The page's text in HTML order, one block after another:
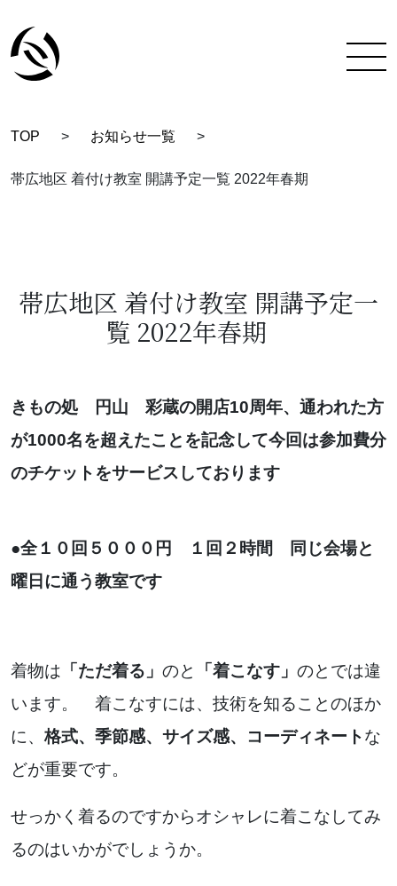
彩蔵について
お知らせ
ブログ
お問い合わせはこちらから
着物・着付け教室についてなど
TOP > お知らせ一覧 >
帯広地区 着付け教室 開講予定一覧 2022年春期
帯広地区 着付け教室 開講予定一
覧 2022年春期
きもの処 円山 彩蔵の開店10周年、通われた方
が1000名を超えたことを記念して今回は参加費分
のチケットをサービスしております
●全１０回５０００円 １回２時間 同じ会場と
曜日に通う教室です
着物は 「ただ着る」 のと 「着こなす」 のとでは違
います。 着こなすには、技術を知ることのほか
に、格式、季節感、サイズ感、コーディネートな
どが重要です。
せっかく着るのですからオシャレに着こなしてみ
るのはいかがでしょうか。